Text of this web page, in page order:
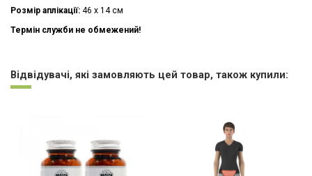
Розмір аплікації: 46 х 14 см
Термін служби не обмежений!
Відвідувачі, які замовляють цей товар, також купили: